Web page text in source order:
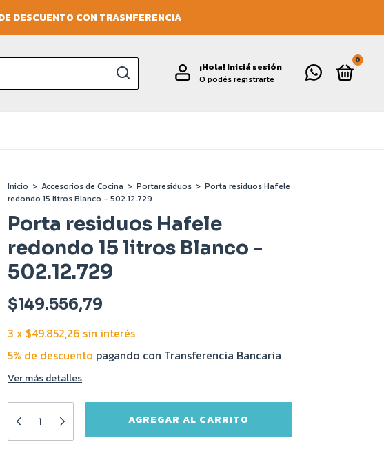
DESCUENTO CON TRASNFERENCIA
¡Hola!Iniciá sesión
O podés registrarte
0
Inicio > Accesorios de Cocina > Portaresiduos > Porta residuos Hafele
redondo 15 litros Blanco - 502.12.729
Porta residuos Hafele
redondo 15 litros Blanco -
502.12.729
$149.556,79
3 x $49.852,26 sin interés
5% de descuento pagando con Transferencia Bancaria
Ver más detalles